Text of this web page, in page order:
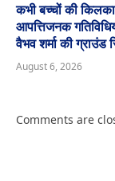
कभी बच्चों की
आपत्तिजनक
वैभव शर्मा की ग्राउंड
August 6, 2026
Comments are